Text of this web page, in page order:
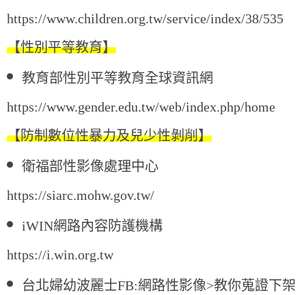
https://www.children.org.tw/service/index/38/535
【性別平等教育】
教育部性別平等教育全球資訊網
https://www.gender.edu.tw/web/index.php/home
【防制數位性暴力及兒少性剝削】
衛福部性影像處理中心
https://siarc.mohw.gov.tw/
iWIN網路內容防護機構
https://i.win.org.tw
台北婦幼波麗士FB:網路性影像>教你蒐證下架